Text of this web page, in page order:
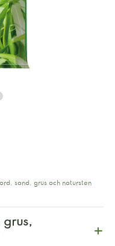
sand, grus och natursten
grus,